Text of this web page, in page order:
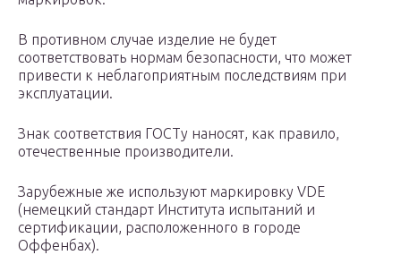
В противном случае изделие не будет
соответствовать нормам безопасности, что может
привести к неблагоприятным последствиям при
эксплуатации.
Знак соответствия ГОСТу наносят, как правило,
отечественные производители.
Зарубежные же используют маркировку VDE
(немецкий стандарт Института испытаний и
сертификации, расположенного в городе
Оффенбах).